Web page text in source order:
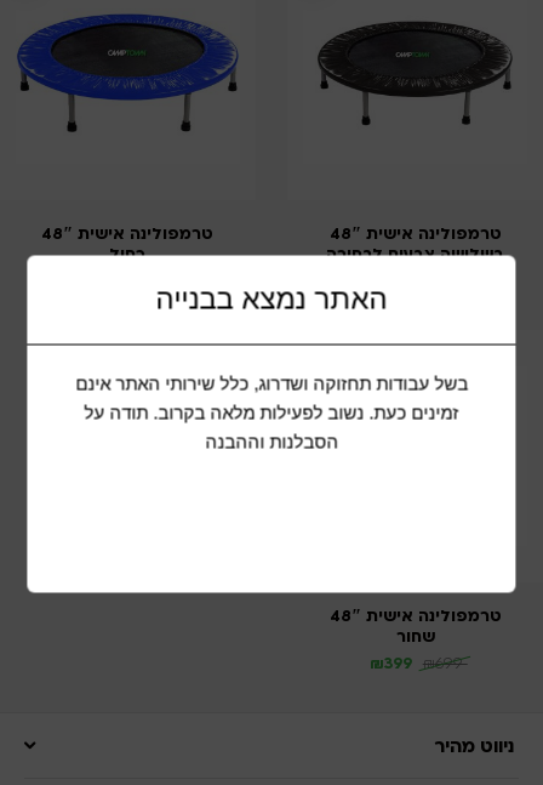
טרמפולינה אישית 48″
בשלושה צבעים לבחירה
טרמפולינה אישית 48″
כחול
טרמפולינה אישית 48″
שחור
699
₪
399
₪
ניווט מהיר
האתר נמצא בבנייה
בשל עבודות תחזוקה ושדרוג, כלל שירותי האתר אינם
זמינים כעת. נשוב לפעילות מלאה בקרוב. תודה על
הסבלנות וההבנה